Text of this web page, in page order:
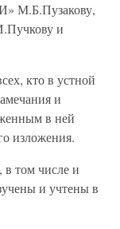
М.Б.Пузакову,
и
кто в устной
и
в ней
изложения.
в том числе и
и учтены в